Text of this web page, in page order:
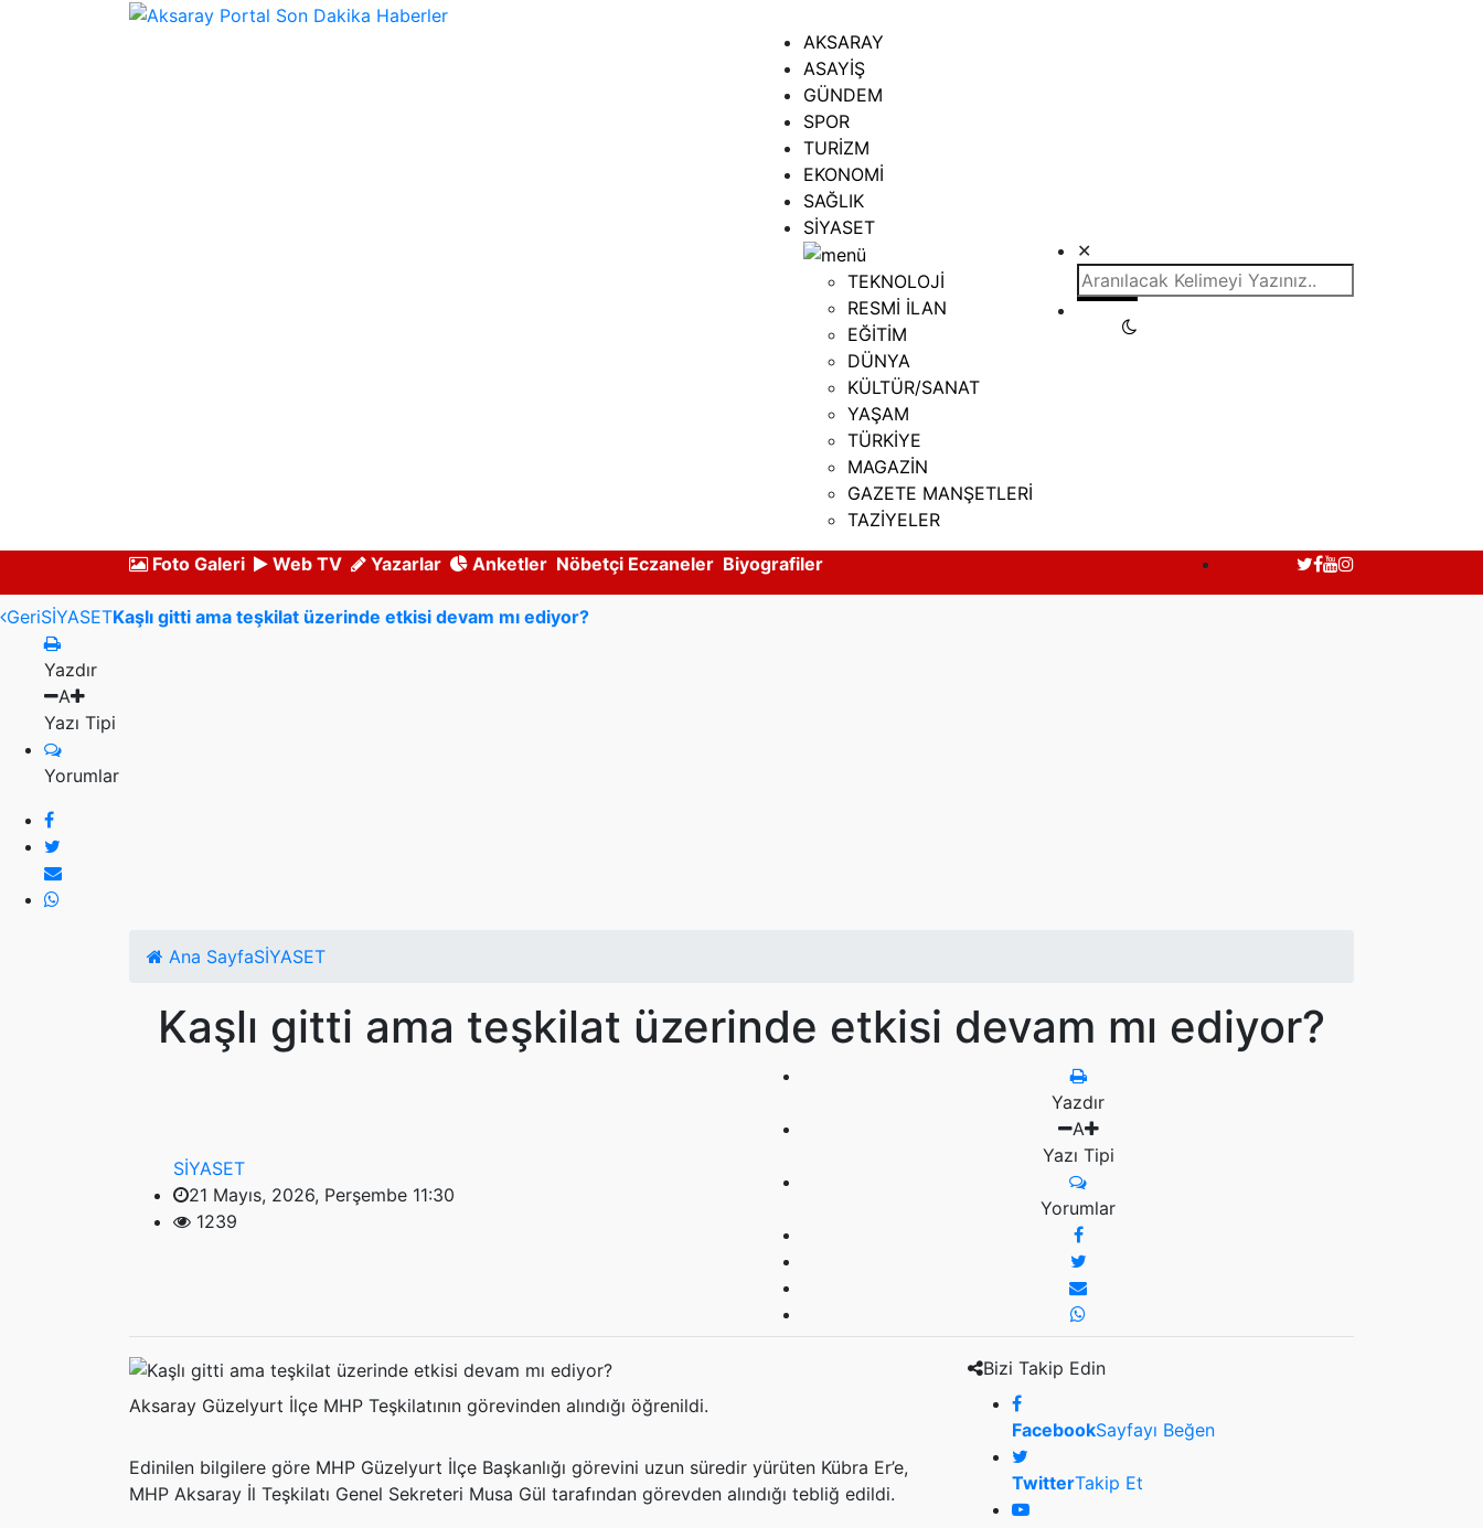
✕
AKSARAY
ASAYİŞ
GÜNDEM
SPOR
TURİZM
EKONOMİ
SAĞLIK
SİYASET
TEKNOLOJİ
RESMİ İLAN
EĞİTİM
DÜNYA
KÜLTÜR/SANAT
YAŞAM
TÜRKİYE
MAGAZİN
GAZETE MANŞETLERİ
TAZİYELER
Foto Galeri
Web TV Yazarlar Anketler Nöbetçi Eczaneler Biyografiler
GeriSİYASETKaşlı gitti ama teşkilat üzerinde etkisi devam mı ediyor?
Yazdır
A
Yazı Tipi
Yorumlar
Ana SayfaSİYASET
Kaşlı gitti ama teşkilat üzerinde etkisi devam mı ediyor?
SİYASET
21 Mayıs, 2026, Perşembe 11:30
1239
Yazdır
A
Yazı Tipi
Yorumlar
Aksaray Güzelyurt İlçe MHP Teşkilatının görevinden alındığı öğrenildi.
Edinilen bilgilere göre MHP Güzelyurt İlçe Başkanlığı görevini uzun süredir yürüten Kübra Er’e,
MHP Aksaray İl Teşkilatı Genel Sekreteri Musa Gül tarafından görevden alındığı tebliğ edildi.
Bizi Takip Edin
FacebookSayfayı Beğen
TwitterTakip Et